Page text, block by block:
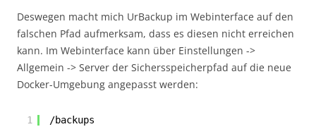
Deswegen macht mich UrBackup im Webinterface auf den
falschen Pfad aufmerksam, dass es diesen nicht erreichen
kann. Im Webinterface kann über Einstellungen ->
Allgemein -> Server der Sichersspeicherpfad auf die neue
Docker-Umgebung angepasst werden:
1 /backups